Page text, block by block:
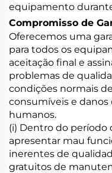
equipamento
Compromisso de
Oferecemos uma
para todos os
aceitação final e
problemas de
condições normais
consumíveis e danos
humanos.
(i) Dentro do período
apresentar mau
inerentes de
gratuitos de